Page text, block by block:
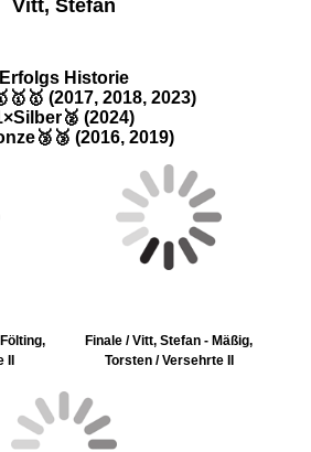
Vitt, Stefan
Erfolgs Historie
(2017, 2018, 2023)
(2024)
(2016, 2019)
Finale / Vitt, Stefan - Mäßig,
Torsten / Versehrte II